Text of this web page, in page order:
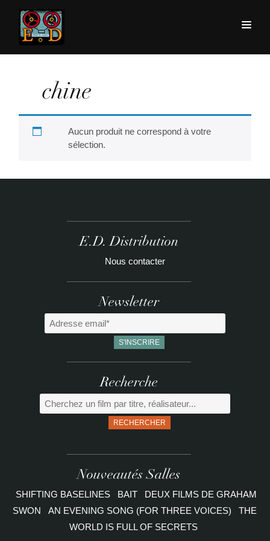
chine
Aucun produit ne correspond à votre
sélection.
E.D. Distribution
Nous contacter
Newsletter
Recherche
RECHERCHER
Nouveautés Salles
SHIFTING BASELINES BAIT
DEUX FILMS DE GRAHAM
SWON
AN EVENING SONG (FOR THREE VOICES)
THE
WORLD IS FULL OF SECRETS